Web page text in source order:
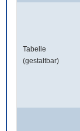
Tabelle
(gestaltbar)